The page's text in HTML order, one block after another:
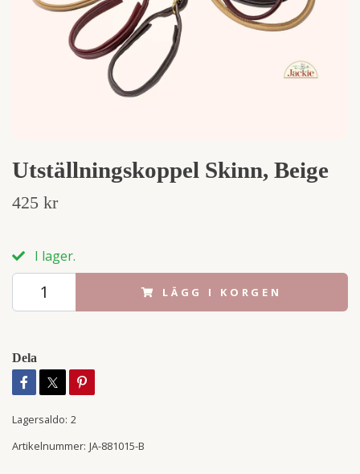
Utställningskoppel Skinn, Beige
425 kr
I lager.
LÄGG I KORGEN
Dela
Lagersaldo: 2
Artikelnummer: JA-881015-B